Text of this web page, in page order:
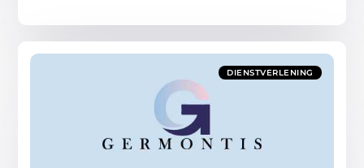
DIENSTVERLENING